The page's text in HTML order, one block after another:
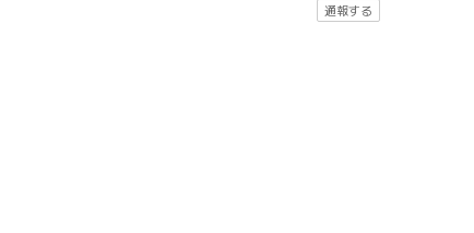
通報する